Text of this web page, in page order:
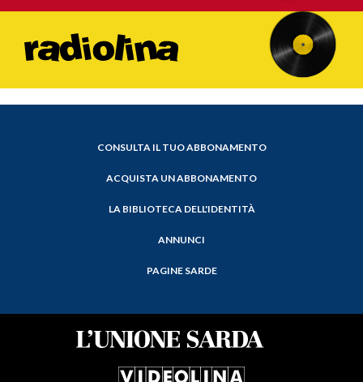
CONSULTA IL TUO ABBONAMENTO
ACQUISTA UN ABBONAMENTO
LA BIBLIOTECA DELL'IDENTITÀ
ANNUNCI
PAGINE SARDE